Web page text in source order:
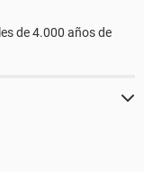
de 4.000 años de